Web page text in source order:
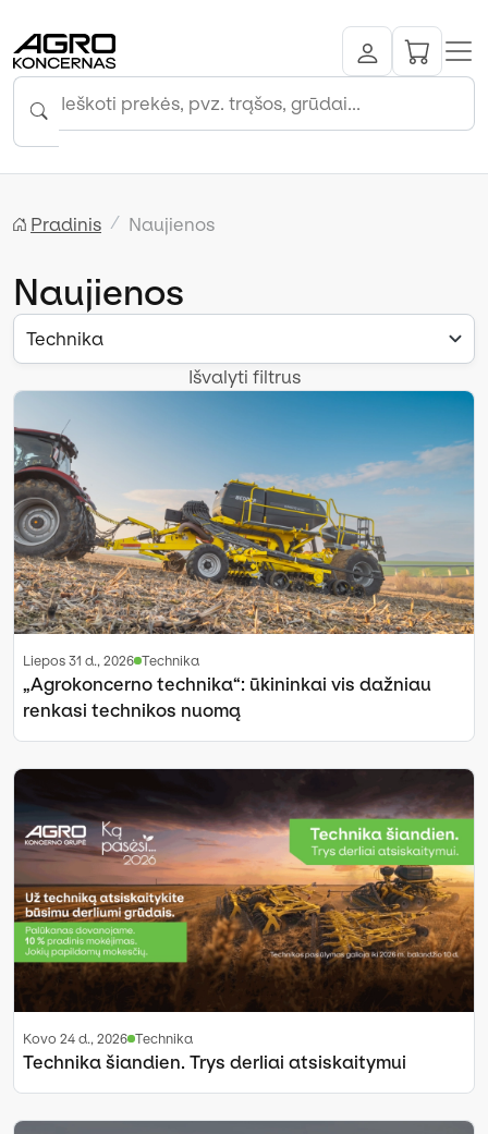
Pradinis Naujienos
Naujienos
Technika
Išvalyti filtrus
liepos 31 d., 2026 Technika
„Agrokoncerno technika“: ūkininkai vis dažniau
renkasi technikos nuomą
kovo 24 d., 2026 Technika
Technika šiandien. Trys derliai atsiskaitymui